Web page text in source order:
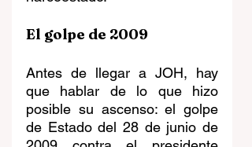
El golpe de 2009
Antes de llegar a JOH, hay
que hablar de lo que hizo
posible su ascenso: el golpe
de Estado del 28 de junio de